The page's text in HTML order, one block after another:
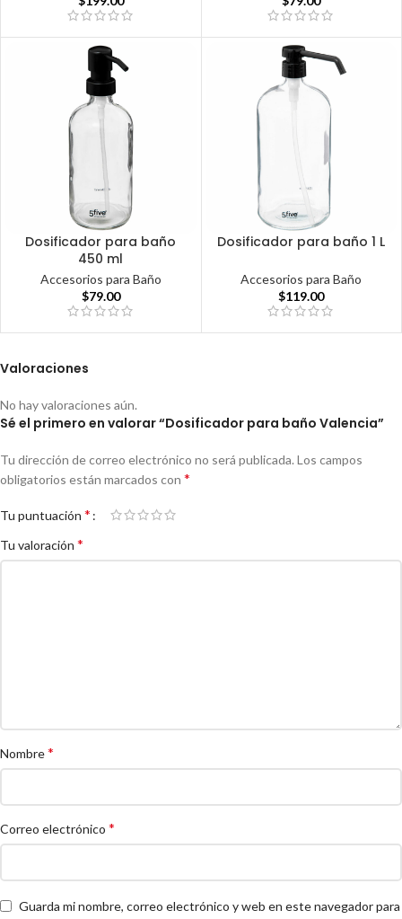
Dosificador para baño
450 ml
Accesorios para Baño
$79.00
Dosificador para baño 1 L
Accesorios para Baño
$119.00
Valoraciones
No hay valoraciones aún.
Sé el primero en valorar “Dosificador para baño Valencia”
Tu dirección de correo electrónico no será publicada. Los campos
obligatorios están marcados con *
Tu puntuación *
Tu valoración *
Nombre*
Correo electrónico *
Guarda mi nombre, correo electrónico y web en este navegador para